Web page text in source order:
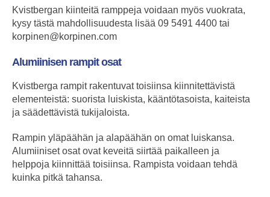
Kvistbergan kiinteitä ramppeja voidaan myös vuokrata,
kysy tästä mahdollisuudesta lisää 09 5491 4400 tai
korpinen@korpinen.com
Alumiinisen rampit osat
Kvistberga rampit rakentuvat toisiinsa kiinnitettävistä
elementeistä: suorista luiskista, kääntötasoista, kaiteista
ja säädettävistä tukijaloista.
Rampin yläpäähän ja alapäähän on omat luiskansa.
Alumiiniset osat ovat keveitä siirtää paikalleen ja
helppoja kiinnittää toisiinsa. Rampista voidaan tehdä
kuinka pitkä tahansa.